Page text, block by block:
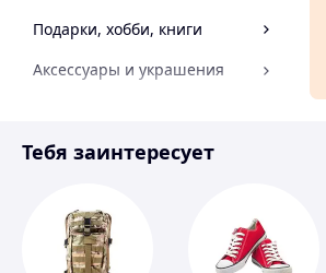
Подарки, хобби, книги
Аксессуары и украшения
Спорт и отдых
Тебя заинтересует